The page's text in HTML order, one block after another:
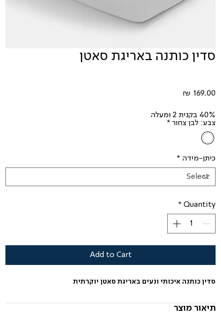
סדין כותנה באריגת סאטן
169.00 ₪
40% בקנית 2 ומעלה
צבע: לבן צחור *
כיתן-מידה *
Quantity
*
Add to Cart
סדין כותנה איכותי ונעים באריגת סאטן יוקרתית
תיאור מוצר